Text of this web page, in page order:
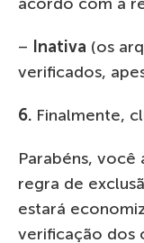
acordo com a
– Inativa (os
verificados,
6. Finalmente,
Parabéns, você
regra de
estará
verificação dos